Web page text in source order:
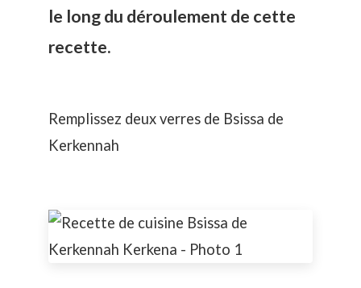
le long du déroulement de cette
recette.
Remplissez deux verres de Bsissa de
Kerkennah